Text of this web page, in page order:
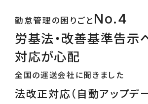
勤怠管理の困りごと No.4
労基法・改善基準告示
対応が心配
全国の運送会社に聞きました
法改正対応（自動アップデー